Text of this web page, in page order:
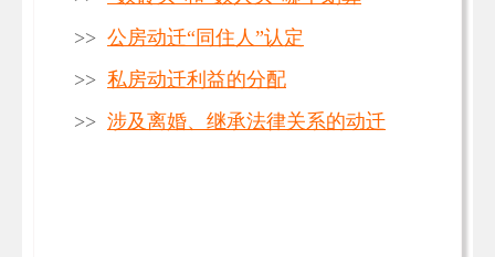
>> 公房动迁“同住人”认定
>> 私房动迁利益的分配
>> 涉及离婚、继承法律关系的动迁